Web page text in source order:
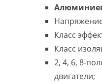
Класс
Класс
2, 4, 6, 8-
двигатели;